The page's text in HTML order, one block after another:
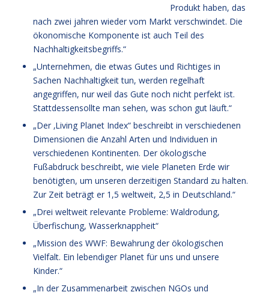
Produkt haben, das
nach zwei jahren wieder vom Markt verschwindet. Die
ökonomische Komponente ist auch Teil des
Nachhaltigkeitsbegriffs.“
„Unternehmen, die etwas Gutes und Richtiges in
Sachen Nachhaltigkeit tun, werden regelhaft
angegriffen, nur weil das Gute noch nicht perfekt ist.
Stattdessensollte man sehen, was schon gut läuft.“
„Der ‚Living Planet Index“ beschreibt in verschiedenen
Dimensionen die Anzahl Arten und Individuen in
verschiedenen Kontinenten. Der ökologische
Fußabdruck beschreibt, wie viele Planeten Erde wir
benötigten, um unseren derzeitigen Standard zu halten.
Zur Zeit beträgt er 1,5 weltweit, 2,5 in Deutschland.“
„Drei weltweit relevante Probleme: Waldrodung,
Überfischung, Wasserknappheit“
„Mission des WWF: Bewahrung der ökologischen
Vielfalt. Ein lebendiger Planet für uns und unsere
Kinder.“
„In der Zusammenarbeit zwischen NGOs und